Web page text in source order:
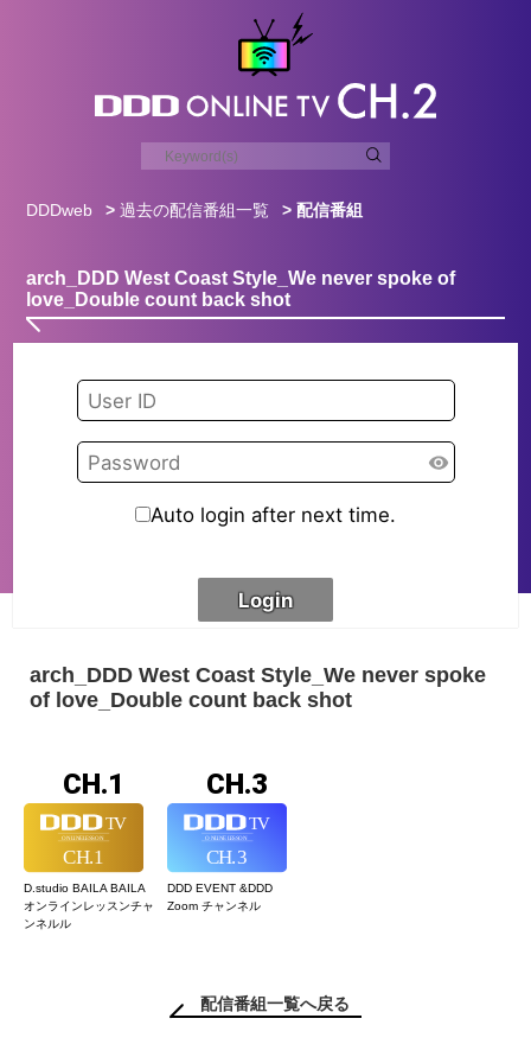
DDDweb >過去の配信番組一覧 > 配信番組
arch_DDD West Coast Style_We never spoke of
love_Double count back shot
arch_DDD West Coast Style_We never spoke
of love_Double count back shot
CH.1
D.studio BAILA BAILA
オンラインレッスンチャ
ンネルル
CH.3
DDD EVENT &DDD
Zoom チャンネル
配信番組一覧へ戻る